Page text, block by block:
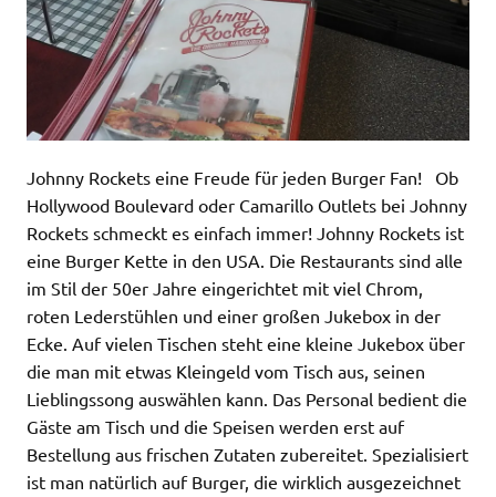
Johnny Rockets eine Freude für jeden Burger Fan! Ob
Hollywood Boulevard oder Camarillo Outlets bei Johnny
Rockets schmeckt es einfach immer! Johnny Rockets ist
eine Burger Kette in den USA. Die Restaurants sind alle
im Stil der 50er Jahre eingerichtet mit viel Chrom,
roten Lederstühlen und einer großen Jukebox in der
Ecke. Auf vielen Tischen steht eine kleine Jukebox über
die man mit etwas Kleingeld vom Tisch aus, seinen
Lieblingssong auswählen kann. Das Personal bedient die
Gäste am Tisch und die Speisen werden erst auf
Bestellung aus frischen Zutaten zubereitet. Spezialisiert
ist man natürlich auf Burger, die wirklich ausgezeichnet